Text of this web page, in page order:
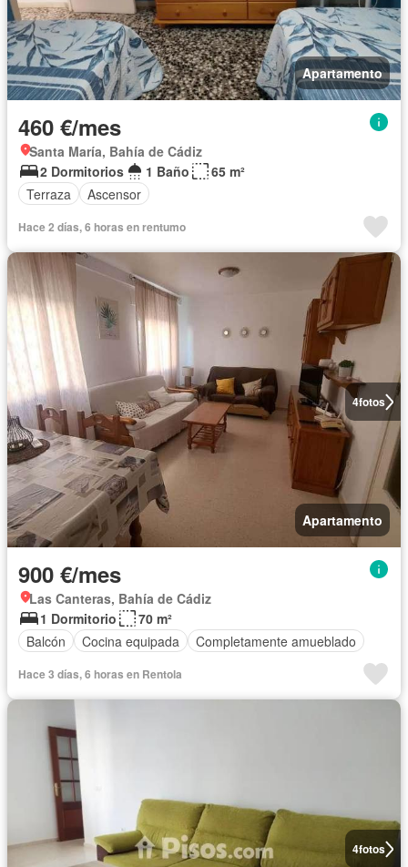
Apartamento
460 €/mes
Santa María, Bahía de Cádiz
2 Dormitorios
1 Baño
65 m²
Terraza
Ascensor
Hace 2 días, 6 horas en rentumo
4fotos
Apartamento
900 €/mes
Las Canteras, Bahía de Cádiz
1 Dormitorio
70 m²
Balcón
Cocina equipada Completamente amueblado
Hace 3 días, 6 horas en Rentola
4fotos